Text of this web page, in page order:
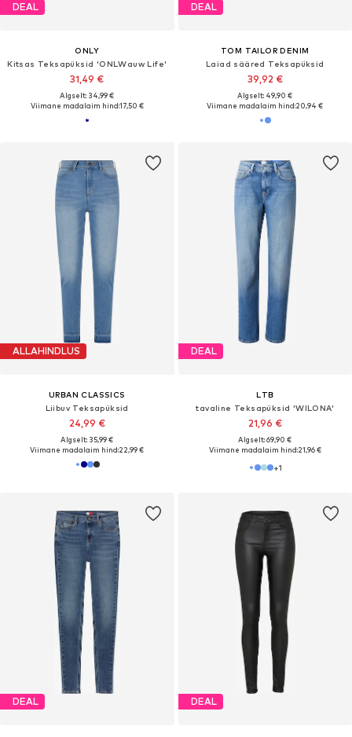
DEAL
ONLY
Kitsas Teksapüksid 'ONLWauw Life'
31,49 €
Algselt: 34,99 €
Viimane madalaim hind:17,50 €
DEAL
TOM TAILOR DENIM
Laiad sääred Teksapüksid
39,92 €
Algselt: 49,90 €
Viimane madalaim hind:20,94 €
ALLAHINDLUS
URBAN CLASSICS
Liibuv Teksapüksid
24,99 €
Algselt: 35,99 €
Viimane madalaim hind:22,99 €
DEAL
LTB
tavaline Teksapüksid 'WILONA'
21,96 €
Algselt: 69,90 €
Viimane madalaim hind:21,96 €
+1
DEAL DEAL